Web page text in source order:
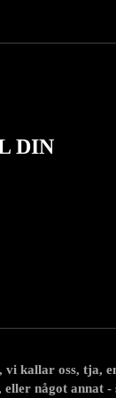
DIN
kallar oss, tja,
något annat